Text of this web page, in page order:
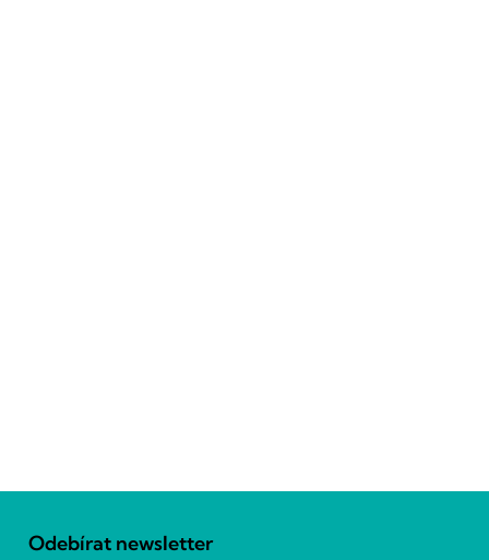
Odebírat newsletter